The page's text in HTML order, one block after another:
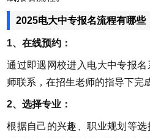
2025电大中专报名流程有哪些
1、在线预约：
通过即遇网校进入电大中专报
师联系，在招生老师的指导下完
2、选择专业：
根据自己的兴趣、职业规划等